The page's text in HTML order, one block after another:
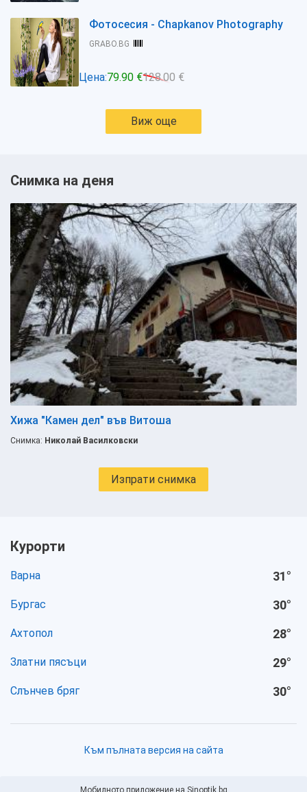
Фотосесия - Chapkanov Photography
GRABO.BG
Цена:79.90 €128.00 €
Виж още
Снимка на деня
Хижа "Камен дел" във Витоша
Снимка: Николай Василковски
Изпрати снимка
Курорти
Варна 31°
Бургас 30°
Ахтопол 28°
Златни пясъци 29°
Слънчев бряг 30°
Към пълната версия на сайта
Мобилното приложение на Sinoptik.bg